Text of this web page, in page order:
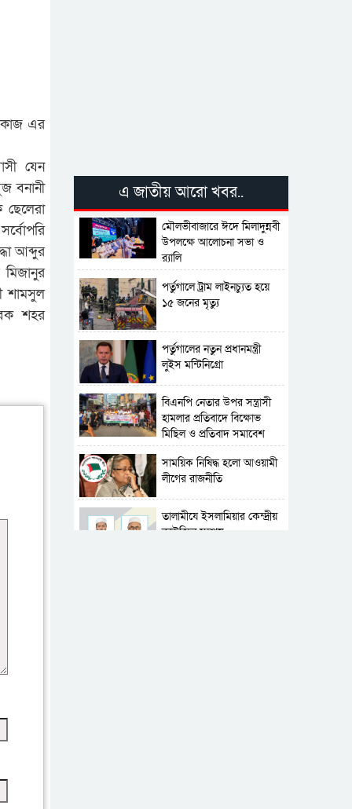
কাজ এর
যেন
বনানী
আব্দুর
শামসুল
শহর
এ জাতীয় আরো খবর..
মৌলভীবাজারে ঈদে মিলাদুন্নবী
উপলক্ষে আলোচনা সভা ও
র‍্যালি
পর্তুগালে ট্রাম লাইনচ্যুত হয়ে
১৫ জনের মৃত্যু
পর্তুগালের নতুন প্রধানমন্ত্রী
লুইস মন্টিনিগ্রো
বিএনপি নেতার উপর সন্ত্রাসী
হামলার প্রতিবাদে বিক্ষোভ
মিছিল ও প্রতিবাদ সমাবেশ
সাময়িক নিষিদ্ধ হলো আওয়ামী
লীগের রাজনীতি
‎তালামীযে ইসলামিয়ার কেন্দ্রীয়
কাউন্সিল সম্পন্ন